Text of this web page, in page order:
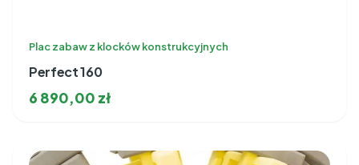
Plac zabaw z klocków konstrukcyjnych
Perfect 160
6 890,00 zł